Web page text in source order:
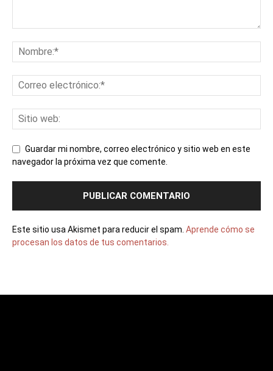
Guardar mi nombre, correo electrónico y sitio web en este
navegador la próxima vez que comente.
Este sitio usa Akismet para reducir el spam. Aprende cómo se
procesan los datos de tus comentarios.